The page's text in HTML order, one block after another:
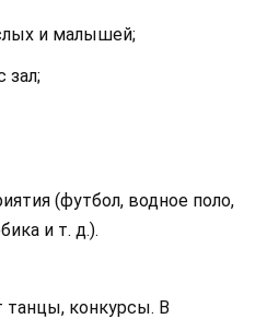
и малышей;
зал;
(футбол, водное поло,
и т. д.).
конкурсы. В